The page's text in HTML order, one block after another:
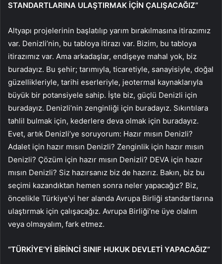
STANDARTLARINA ULAŞTIRMAK İÇİN ÇALIŞACAĞIZ”
Altyapı projelerinin başlatılıp yarım bırakılmasına itirazımız
var. Denizli’nin, bu tabloya itirazı var. Bizim, bu tabloya
itirazımız var. Ama arkadaşlar, endişeye mahal yok, biz
buradayız. Bu şehir; tarımıyla, ticaretiyle, sanayisiyle, doğal
güzellikleriyle, tarihi eserleriyle, jeotermal kaynaklarıyla
büyük bir potansiyele sahip. İşte biz, güçlü Denizli için
buradayız. Denizli’nin zenginliği için buradayız. Sıkıntılara
tahlil bulmak için, kederlere deva olmak için buradayız.
Evet, artık Denizli’ye soruyorum: Hazır mısın Denizli?
Adalet için hazır mısın Denizli? Zenginlik için hazır mısın
Denizli? Çözüm için hazır mısın Denizli? DEVA için hazır
mısın Denizli? Siz hazırsanız biz de hazırız. Bakın, biz bu
seçimi kazandıktan hemen sonra neler yapacağız? Biz,
öncelikle Türkiye’yi her alanda Avrupa Birliği standartlarına
ulaştırmak için çalışacağız. Avrupa Birliği’ne üye olalım
veya olmayalım, fark etmez.
“TÜRKİYE’Yİ BİRİNCİ SINIF HUKUK DEVLETİ YAPACAĞIZ”